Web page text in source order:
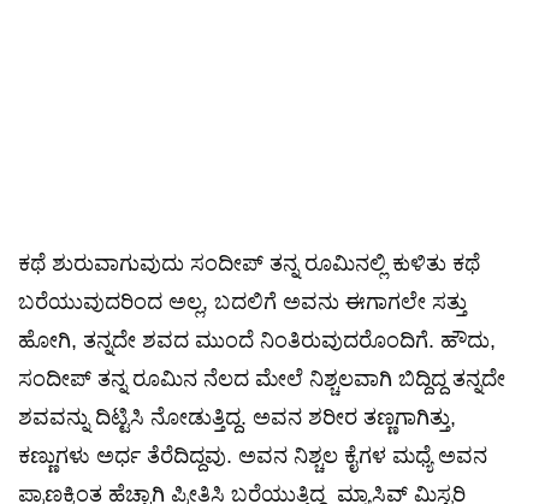
ಕಥೆ ಶುರುವಾಗುವುದು ಸಂದೀಪ್ ತನ್ನ ರೂಮಿನಲ್ಲಿ ಕುಳಿತು ಕಥೆ
ಬರೆಯುವುದರಿಂದ ಅಲ್ಲ, ಬದಲಿಗೆ ಅವನು ಈಗಾಗಲೇ ಸತ್ತು
ಹೋಗಿ, ತನ್ನದೇ ಶವದ ಮುಂದೆ ನಿಂತಿರುವುದರೊಂದಿಗೆ. ಹೌದು,
ಸಂದೀಪ್ ತನ್ನ ರೂಮಿನ ನೆಲದ ಮೇಲೆ ನಿಶ್ಚಲವಾಗಿ ಬಿದ್ದಿದ್ದ ತನ್ನದೇ
ಶವವನ್ನು ದಿಟ್ಟಿಸಿ ನೋಡುತ್ತಿದ್ದ. ಅವನ ಶರೀರ ತಣ್ಣಗಾಗಿತ್ತು,
ಕಣ್ಣುಗಳು ಅರ್ಧ ತೆರೆದಿದ್ದವು. ಅವನ ನಿಶ್ಚಲ ಕೈಗಳ ಮಧ್ಯೆ ಅವನ
ಪ್ರಾಣಕ್ಕಿಂತ ಹೆಚ್ಚಾಗಿ ಪ್ರೀತಿಸಿ ಬರೆಯುತ್ತಿದ್ದ ಮ್ಯಾಸಿವ್ ಮಿಸ್ಟರಿ